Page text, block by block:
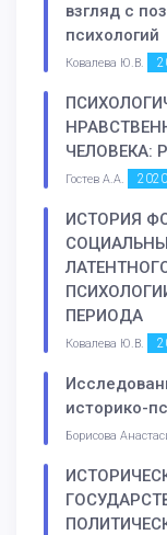
взгляд с
психологий
Ковалева Ю.В.
ЧЕЛОВЕКА:
Гостев А.А. 2020
ИСТОРИЯ
ПЕРИОДА
Ковалева Ю.В.
историко-
Борисова